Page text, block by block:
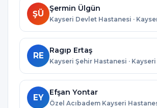
ŞÜ
Şermin Ülgün
Kayseri Devlet Hastanesi ·
RE
Ragıp Ertaş
Kayseri Şehir Hastanesi · Kayseri
EY
Efşan Yontar
Özel Acıbadem Kayseri